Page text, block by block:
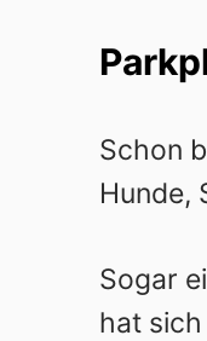
Schon
Hunde,
Sogar
hat